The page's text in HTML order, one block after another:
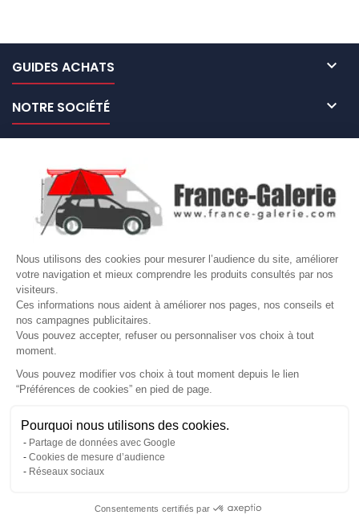
Nous utilisons des cookies pour mesurer l’audience du site, améliorer
votre navigation et mieux comprendre les produits consultés par nos
visiteurs.
Ces informations nous aident à améliorer nos pages, nos conseils et
nos campagnes publicitaires.
Vous pouvez accepter, refuser ou personnaliser vos choix à tout
moment.
Vous pouvez modifier vos choix à tout moment depuis le lien
“Préférences de cookies” en pied de page.
Pourquoi nous utilisons des cookies.
Partage de données avec Google
Cookies de mesure d’audience
Réseaux sociaux
Consentements certifiés par
Gérer mes cookies
GUIDES ACHATS 
NOTRE SOCIÉTÉ 
VOTRE COMPTE 
Site protégé par reCAPTCHA.
LETTRE D'INFORMATIONS
© Copyright 2026 France Galerie. Tous droits reservés.